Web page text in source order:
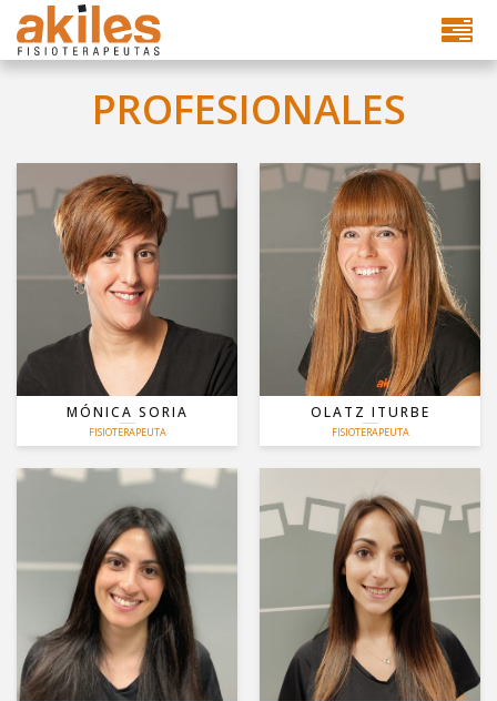
PROFESIONALES
MÓNICA SORIA
FISIOTERAPEUTA
ESPECIALISTA EN SUELO
PELVICO
FISIOTERAPIA OBSTETRICA
DRENAJE LINFÁTICO
MONITORA PILATES Y GAH
OLATZ ITURBE
FISIOTERAPEUTA
FISIOTERAPIA DEPORTIVA Y
EJERCICIO TERAPÉUTICO
TERAPIA CRANEAL Y ATM
TERAPIA MIOFASCIAL Y
PUNCIÓN SECA
OSTEOPATÍA ESTRUCTURAL
SUELO PÉLVICO
PILATES E HIPOPRESIVOS
TERAPIA CRANEAL Y ATM
TERAPIA MANUAL
OSTEOPATA
ESTRUCTURAL,CRANEAL Y
VISCERAL
SUELO PÉLVICO Y EMBARAZO
DRENAJE LINFÁTICO
PILATES E HIPOPRESIVOS